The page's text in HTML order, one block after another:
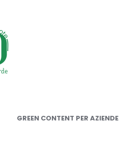
GREEN CONTENT PER AZIENDE